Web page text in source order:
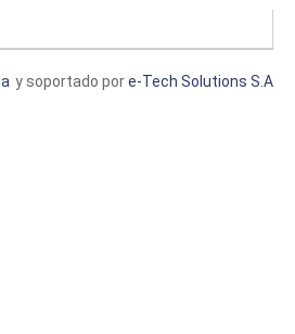
y soportado pore-Tech Solutions S.A